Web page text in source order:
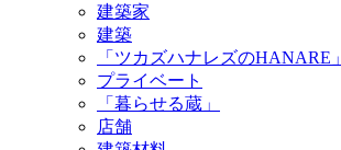
建築家
建築
「ツカズハナレズのHANARE」
プライベート
「暮らせる蔵」
店舗